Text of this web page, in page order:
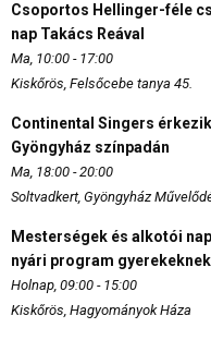
Csoportos Hellinger-féle
nap Takács Reával
Ma, 10:00 - 17:00
Kiskőrös, Felsőcebe tanya 45.
Continental Singers
Gyöngyház színpadán
Ma, 18:00 - 20:00
Soltvadkert, Gyöngyház
Mesterségek és alkotói
nyári program gyerekeknek
Holnap, 09:00 - 15:00
Kiskőrös, Hagyományok Háza